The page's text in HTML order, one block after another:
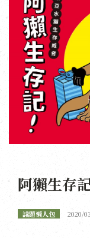
阿獺生存
議題懶人包 2020/